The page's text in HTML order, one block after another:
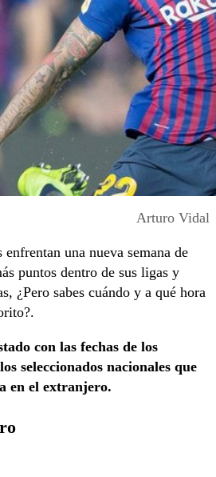
Arturo Vidal
una nueva semana de
puntos dentro de sus ligas y
¿Pero sabes cuándo y a qué hora
con las fechas de los
seleccionados nacionales que
en el extranjero.